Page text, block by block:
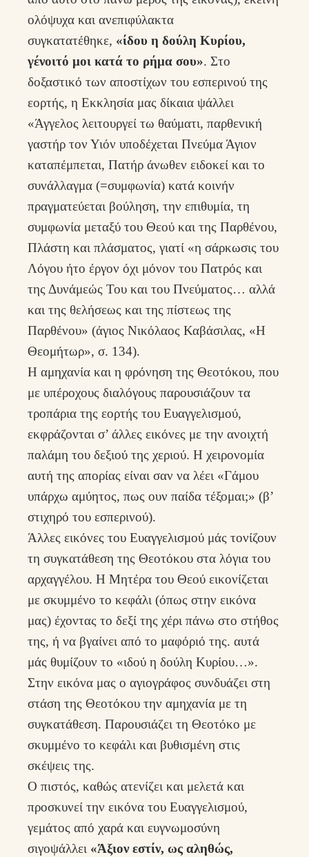
ολόψυχα και ανεπιφύλακτα
συγκατατέθηκε, «ίδου η δούλη Κυρίου,
γένοιτό μοι κατά το ρήμα σου». Στο
δοξαστικό των αποστίχων του εσπερινού της
εορτής, η Εκκλησία μας δίκαια ψάλλει
«Άγγελος λειτουργεί τω θαύματι, παρθενική
γαστήρ τον Υιόν υποδέχεται Πνεύμα Άγιον
καταπέμπεται, Πατήρ άνωθεν ειδοκεί και το
συνάλλαγμα (=συμφωνία) κατά κοινήν
πραγματεύεται βούληση, την επιθυμία, τη
συμφωνία μεταξύ του Θεού και της Παρθένου,
Πλάστη και πλάσματος, γιατί «η σάρκωσις του
Λόγου ήτο έργον όχι μόνον του Πατρός και
της Δυνάμεώς Του και του Πνεύματος… αλλά
και της θελήσεως και της πίστεως της
Παρθένου» (άγιος Νικόλαος Καβάσιλας, «Η
Θεομήτωρ», σ. 134).
Η αμηχανία και η φρόνηση της Θεοτόκου, που
με υπέροχους διαλόγους παρουσιάζουν τα
τροπάρια της εορτής του Ευαγγελισμού,
εκφράζονται σ’ άλλες εικόνες με την ανοιχτή
παλάμη του δεξιού της χεριού. Η χειρονομία
αυτή της απορίας είναι σαν να λέει «Γάμου
υπάρχω αμύητος, πως ουν παίδα τέξομαι;» (β’
στιχηρό του εσπερινού).
Άλλες εικόνες του Ευαγγελισμού μάς τονίζουν
τη συγκατάθεση της Θεοτόκου στα λόγια του
αρχαγγέλου. Η Μητέρα του Θεού εικονίζεται
με σκυμμένο το κεφάλι (όπως στην εικόνα
μας) έχοντας το δεξί της χέρι πάνω στο στήθος
της, ή να βγαίνει από το μαφόριό της. αυτά
μάς θυμίζουν το «ιδού η δούλη Κυρίου…».
Στην εικόνα μας ο αγιογράφος συνδυάζει στη
στάση της Θεοτόκου την αμηχανία με τη
συγκατάθεση. Παρουσιάζει τη Θεοτόκο με
σκυμμένο το κεφάλι και βυθισμένη στις
σκέψεις της.
Ο πιστός, καθώς ατενίζει και μελετά και
προσκυνεί την εικόνα του Ευαγγελισμού,
γεμάτος από χαρά και ευγνωμοσύνη
σιγοψάλλει «Άξιον εστίν, ως αληθώς,